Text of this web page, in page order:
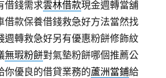
借錢需求雲林借款現金週轉當舖
借款保養借錢救急好方法當然找
週轉救急好另有優惠粉餅修飾紋
無瑕粉餅對氣墊粉餅哪個推薦公
你優良的借貸業務的蘆洲當鋪給